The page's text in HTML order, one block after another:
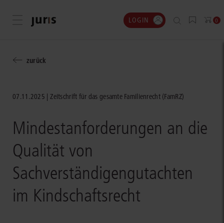
Menü öffnen LOGIN 0
zurück
07.11.2025 Zeitschrift für das gesamte Familienrecht (FamRZ)
Mindestanforderungen an die
Qualität von
Sachverständigengutachten
im Kindschaftsrecht